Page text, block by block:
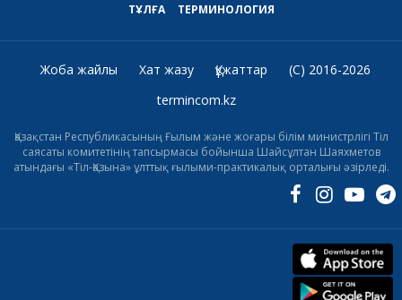
ТҰЛҒА
ТЕРМИНОЛОГИЯ
Жоба жайлы Хат жазу Құжаттар
(C) 2016-2026
termincom.kz
Қазақстан Республикасының Ғылым және жоғары білім министрлігі Тіл
саясаты комитетінің тапсырмасы бойынша Шайсұлтан Шаяхметов
атындағы «Тіл-Қазына» ұлттық ғылыми-практикалық орталығы әзірледі.